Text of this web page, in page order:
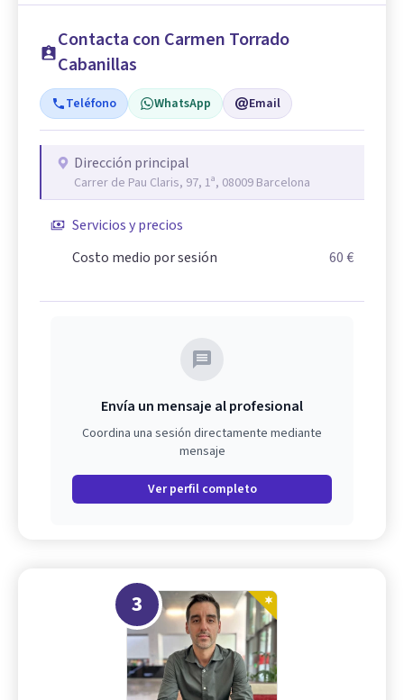
Contacta con Carmen Torrado
Cabanillas
Teléfono WhatsApp Email
Dirección principal
Carrer de Pau Claris, 97, 1ª, 08009 Barcelona
Servicios y precios
Costo medio por sesión
60 €
Envía un mensaje al profesional
Coordina una sesión directamente mediante
mensaje
Ver perfil completo
3